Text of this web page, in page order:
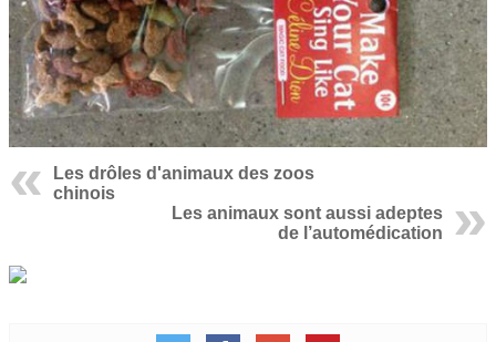
Les drôles d'animaux des zoos
chinois
Les animaux sont aussi adeptes
de l’automédication